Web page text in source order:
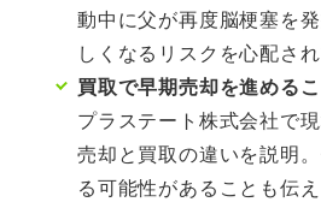
動中に父が再度脳梗塞を
しくなるリスクを心配され
買取で早期売却を進める
プラステート株式会社で
売却と買取の違いを説明
る可能性があることも伝